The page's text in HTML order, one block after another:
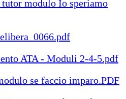
tutor modulo Io speriamo
ATA - Moduli 2-4-5.pdf
se faccio imparo.PDF